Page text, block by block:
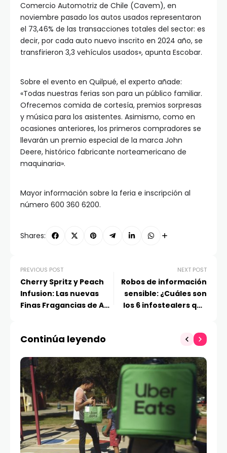
Comercio Automotriz de Chile (Cavem), en
noviembre pasado los autos usados representaron
el 73,46% de las transacciones totales del sector: es
decir, por cada auto nuevo inscrito en 2024 año, se
transfirieron 3,3 vehículos usados», apunta Escobar.
Sobre el evento en Quilpué, el experto añade:
«Todas nuestras ferias son para un público familiar.
Ofrecemos comida de cortesía, premios sorpresas
y música para los asistentes. Asimismo, como en
ocasiones anteriores, los primeros compradores se
llevarán un premio especial de la marca John
Deere, histórico fabricante norteamericano de
maquinaria».
Mayor información sobre la feria e inscripción al
número 600 360 6200.
Shares:
PREVIOUS POST
Cherry Spritz y Peach
Infusion: Las nuevas
Finas Fragancias de AXE
NEXT POST
Robos de información
sensible: ¿Cuáles son
los 6 infostealers que
Continúa leyendo